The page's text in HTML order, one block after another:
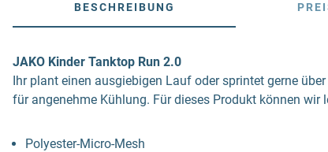
BESCHREIBUNG
JAKO Kinder Tanktop Run 2.0
Ihr plant einen ausgiebigen Lauf oder sprintet gerne
für angenehme Kühlung. Für dieses Produkt können wir
Polyester-Micro-Mesh